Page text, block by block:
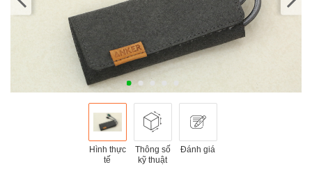
Hình thực
tế
Thông số
kỹ thuật
Đánh giá